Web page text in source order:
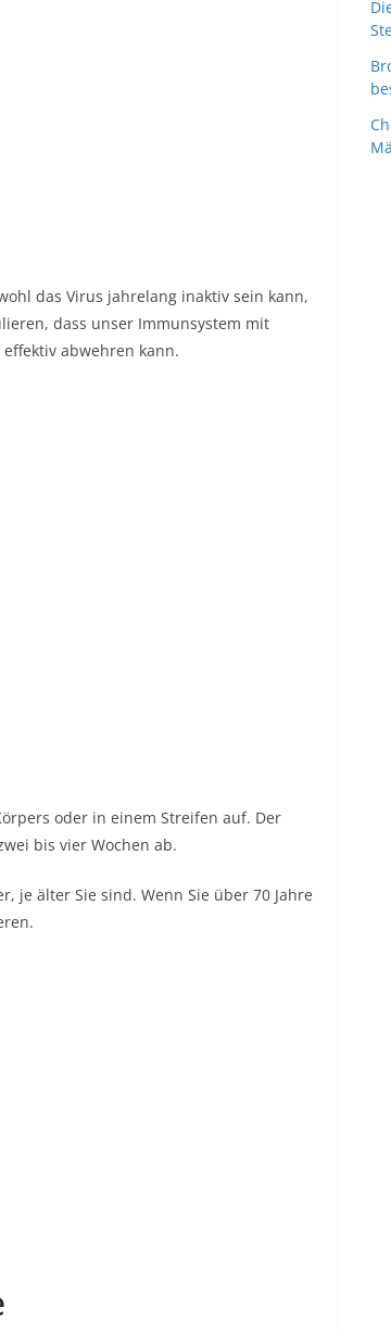
das Virus jahrelang inaktiv sein kann,
dass unser Immunsystem mit
abwehren kann.
oder in einem Streifen auf. Der
bis vier Wochen ab.
je älter Sie sind. Wenn Sie über 70 Jahre